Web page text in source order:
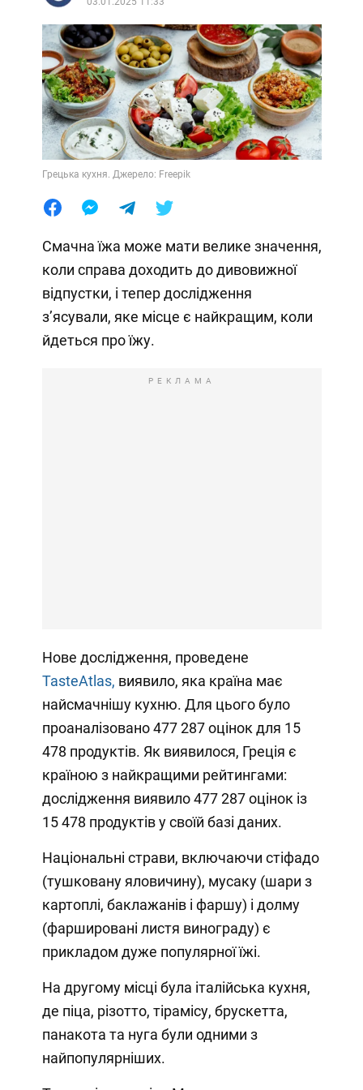
Грецька кухня. Джерело: Freepik
Смачна їжа може мати велике значення,
коли справа доходить до дивовижної
відпустки, і тепер дослідження
з’ясували, яке місце є найкращим, коли
йдеться про їжу.
РЕКЛАМА
Нове дослідження, проведене
TasteAtlas, виявило, яка країна має
найсмачнішу кухню. Для цього було
проаналізовано 477 287 оцінок для 15
478 продуктів. Як виявилося, Греція є
країною з найкращими рейтингами:
дослідження виявило 477 287 оцінок із
15 478 продуктів у своїй базі даних.
Національні страви, включаючи стіфадо
(тушковану яловичину), мусаку (шари з
картоплі, баклажанів і фаршу) і долму
(фаршировані листя винограду) є
прикладом дуже популярної їжі.
На другому місці була італійська кухня,
де піца, різотто, тірамісу, брускетта,
панакота та нуга були одними з
найпопулярніших.